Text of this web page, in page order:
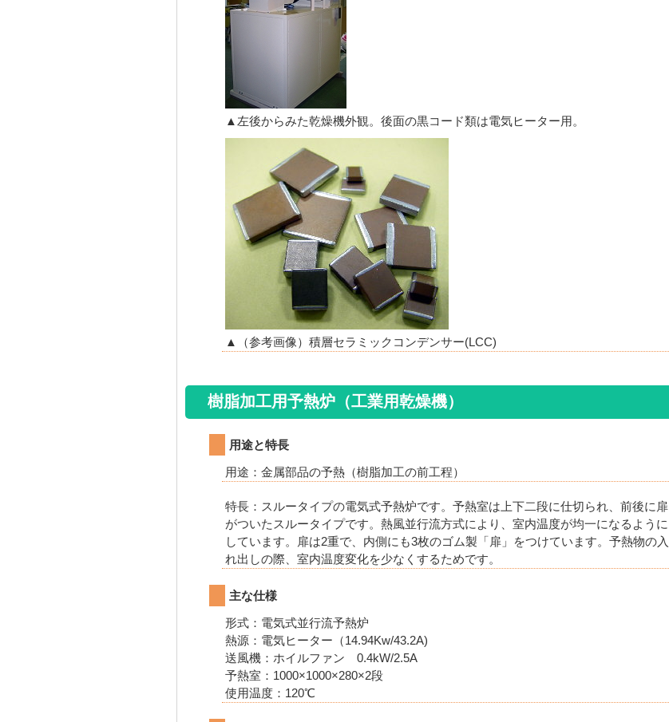
▲左後からみた乾燥機外観。後面の黒コード類は電気ヒーター用。
▲（参考画像）積層セラミックコンデンサー(LCC)
樹脂加工用予熱炉（工業用乾燥機）
用途と特長
用途：金属部品の予熱（樹脂加工の前工程）
特長：スルータイプの電気式予熱炉です。予熱室は上下二段に仕切られ、前後に扉
がついたスルータイプです。熱風並行流方式により、室内温度が均一になるように
しています。扉は2重で、内側にも3枚のゴム製「扉」をつけています。予熱物の入
れ出しの際、室内温度変化を少なくするためです。
主な仕様
形式：電気式並行流予熱炉
熱源：電気ヒーター（14.94Kw/43.2A)
送風機：ホイルファン 0.4kW/2.5A
予熱室：1000×1000×280×2段
使用温度：120℃